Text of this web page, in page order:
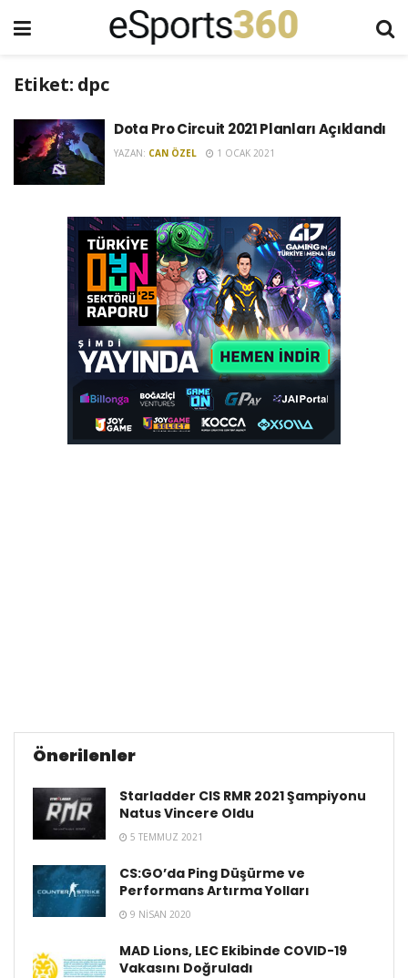
Etiket: dpc
Dota Pro Circuit 2021 Planları Açıklandı
YAZAN: CAN ÖZEL 1 OCAK 2021
Önerilenler
Starladder CIS RMR 2021 Şampiyonu
Natus Vincere Oldu
5 TEMMUZ 2021
CS:GO’da Ping Düşürme ve
Performans Artırma Yolları
9 NISAN 2020
MAD Lions, LEC Ekibinde COVID-19
Vakasını Doğruladı